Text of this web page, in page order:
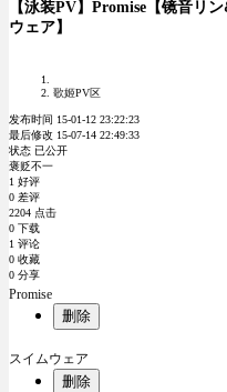
【泳装PV】Promise【镜音リ
ウェア】
歌姬PV区
发布时间 15-01-12 23:22:23
最后修改 15-07-14 22:49:33
状态 已公开
褒贬不一
1 好评
0 差评
2204 点击
0 下载
1 评论
0 收藏
0 分享
Promise
删除
スイムウェア
删除